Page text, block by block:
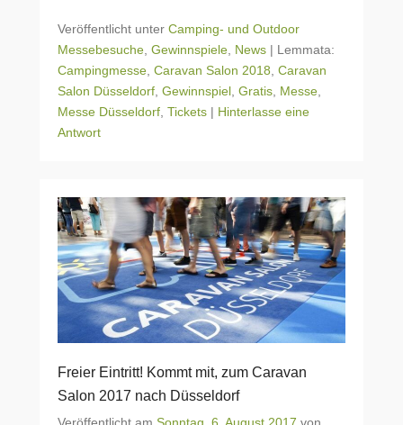
Veröffentlicht unter Camping- und Outdoor
Messebesuche Gewinnspiele News | Lemmata:
Campingmesse Caravan Salon 2018 Caravan
Salon Düsseldorf Gewinnspiel Gratis Messe
Messe Düsseldorf Tickets | Hinterlasse eine
Antwort
Freier Eintritt! Kommt mit, zum Caravan
Salon 2017 nach Düsseldorf